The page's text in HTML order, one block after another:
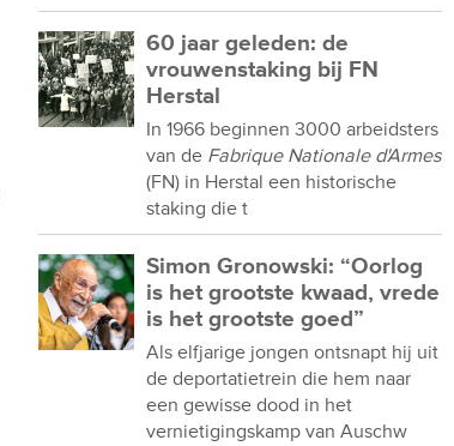
60 jaar geleden: de
vrouwenstaking bij FN
Herstal
In 1966 beginnen 3000 arbeidsters
van de Fabrique Nationale d'Armes
(FN) in Herstal een historische
staking die t
Simon Gronowski: “Oorlog
is het grootste kwaad, vrede
is het grootste goed”
Als elfjarige jongen ontsnapt hij uit
de deportatietrein die hem naar
een gewisse dood in het
vernietigingskamp van Auschw